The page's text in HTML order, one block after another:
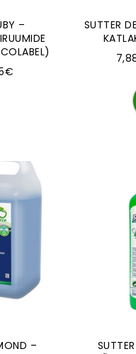
–
€
Sellel tootel on mitu
SUTTER
–